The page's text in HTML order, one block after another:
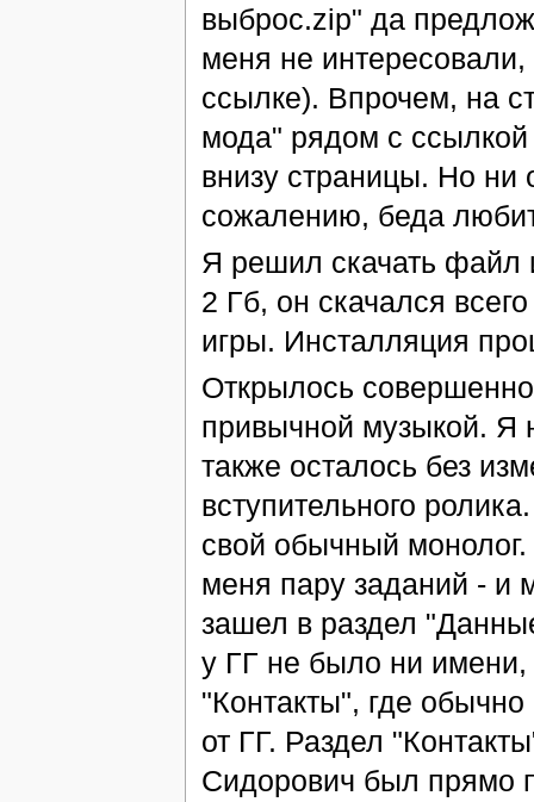
выброс.zip" да
меня не
ссылке). Впрочем, на
мода" рядом с
внизу страницы. Но ни
сожалению, беда
Я решил скачать файл
2 Гб, он скачался
игры. Инсталляция
Открылось
привычной музыкой. Я
также осталось без
вступительного
свой обычный
меня пару заданий - и
зашел в раздел
у ГГ не было ни
"Контакты", где
от ГГ. Раздел
Сидорович был прямо